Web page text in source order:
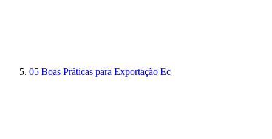
05 Boas Práticas para Exportação Ec